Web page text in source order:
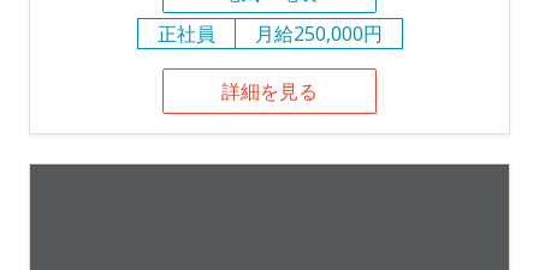
正社員
月給250,000円
詳細を見る